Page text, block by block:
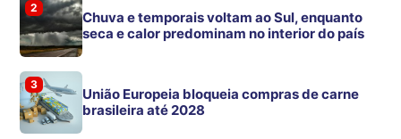
2
Chuva e temporais voltam ao Sul, enquanto
seca e calor predominam no interior do país
3
União Europeia bloqueia compras de carne
brasileira até 2028